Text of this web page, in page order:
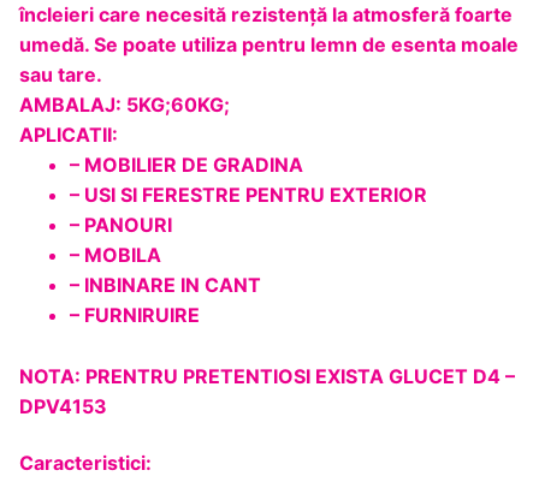
încleieri care necesită rezistenţă la atmosferă foarte
umedă. Se poate utiliza pentru lemn de esenta moale
sau tare.
AMBALAJ: 5KG;60KG;
APLICATII:
– MOBILIER DE GRADINA
– USI SI FERESTRE PENTRU EXTERIOR
– PANOURI
– MOBILA
– INBINARE IN CANT
– FURNIRUIRE
NOTA: PRENTRU PRETENTIOSI EXISTA GLUCET D4 –
DPV4153
Caracteristici: